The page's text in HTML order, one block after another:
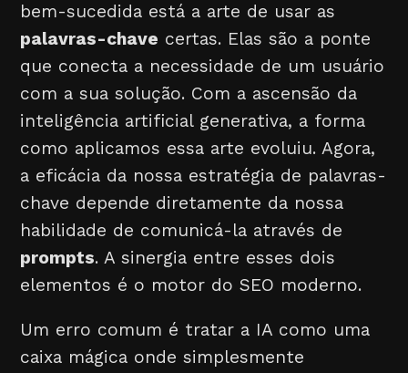
bem-sucedida está a arte de usar as
palavras-chave certas. Elas são a ponte
que conecta a necessidade de um usuário
com a sua solução. Com a ascensão da
inteligência artificial generativa, a forma
como aplicamos essa arte evoluiu. Agora,
a eficácia da nossa estratégia de palavras-
chave depende diretamente da nossa
habilidade de comunicá-la através de
prompts. A sinergia entre esses dois
elementos é o motor do SEO moderno.
Um erro comum é tratar a IA como uma
caixa mágica onde simplesmente